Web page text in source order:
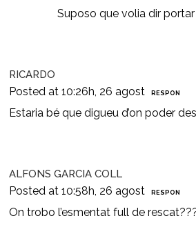
Suposo que volia dir portar
RICARDO
Posted at 10:26h, 26 agost RESPON
Estaria bé que digueu d’on poder
ALFONS GARCIA COLL
Posted at 10:58h, 26 agost RESPON
On trobo l’esmentat full de